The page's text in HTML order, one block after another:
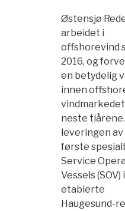
Østensjø
arbeidet i
offshorevind
2016, og
en betydelig
innen
neste
leveringen av
første
Service
Vessels (SOV)
etablerte
Haugesund-